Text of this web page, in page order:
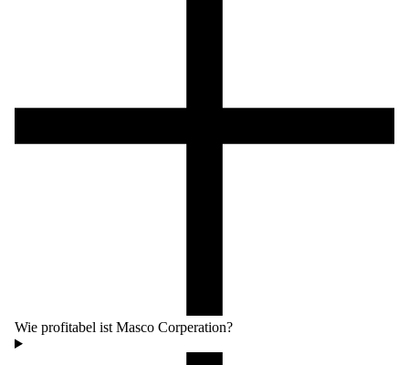
Wie profitabel ist Masco Corperation?